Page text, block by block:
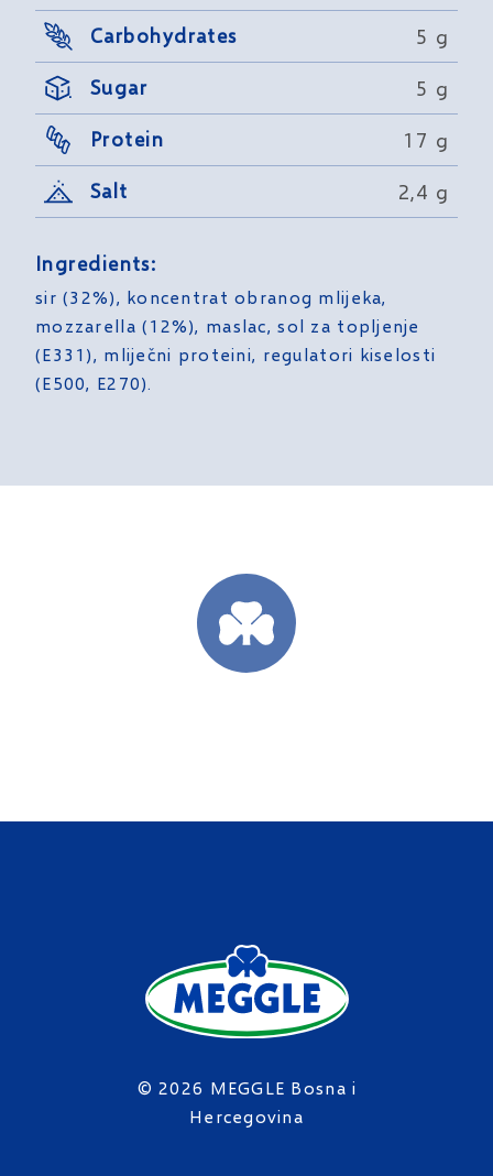
Carbohydrates 5 g
Sugar 5 g
Protein 17 g
Salt 2,4 g
Ingredients:
sir (32%), koncentrat obranog mlijeka,
mozzarella (12%), maslac, sol za topljenje
(E331), mliječni proteini, regulatori kiselosti
(E500, E270).
© 2026 MEGGLE Bosna i
Hercegovina